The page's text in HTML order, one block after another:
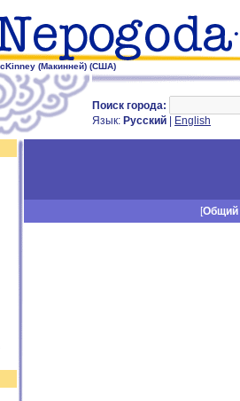
(Макинней) (США)
Поиск города:
Язык: Русский English
[Общий